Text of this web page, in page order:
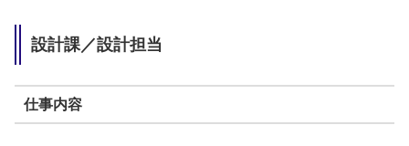
設計課／設計担当
仕事内容